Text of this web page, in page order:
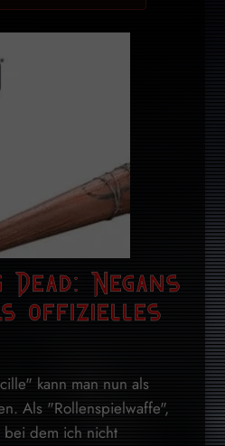
Dead: Negans
offizielles
kann man nun als
Als "Rollenspielwaffe",
dem ich nicht